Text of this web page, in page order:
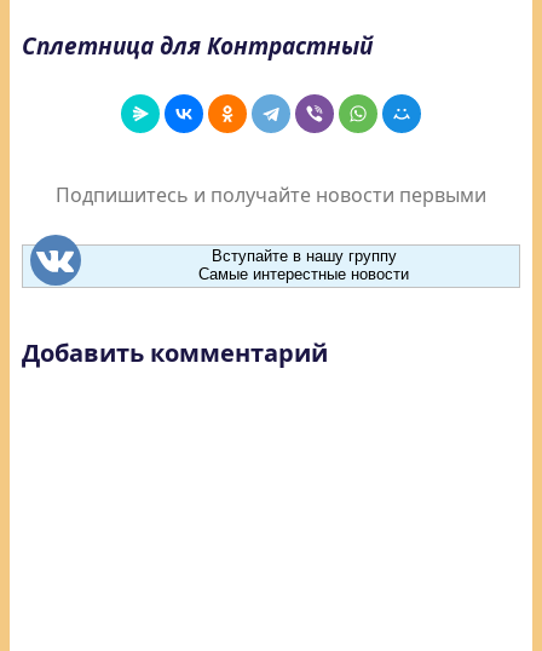
Сплетница для Контрастный
Подпишитесь и получайте новости первыми
Вступайте в нашу группу
Самые интерестные новости
Добавить комментарий